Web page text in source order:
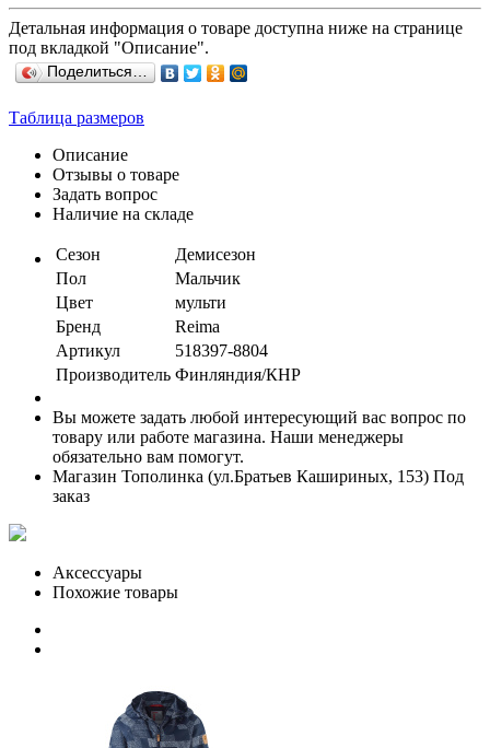
Детальная информация о товаре доступна ниже на странице
под вкладкой "Описание".
Поделиться…
Таблица размеров
Описание
Отзывы о товаре
Задать вопрос
Наличие на складе
Сезон
Демисезон
Пол
Мальчик
Цвет
мульти
Бренд
Reima
Артикул
518397-8804
Производитель Финляндия/КНР
Вы можете задать любой интересующий вас вопрос по
товару или работе магазина. Наши менеджеры
обязательно вам помогут.
Магазин Тополинка (ул.Братьев Кашириных, 153) Под
заказ
Аксессуары
Похожие товары